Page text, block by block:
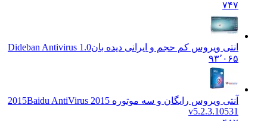
انتی ویروس کم حجم و ایرانی دیده بانDideban Antivirus 1.0
۹۳٬۰۶۵
آنتی ویروس رایگان و سه موتوره 2015Baidu AntiVirus 2015
v5.2.3.10531